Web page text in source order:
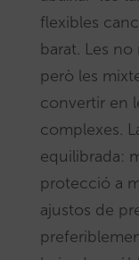
flexibles
barat. Les
però les
convertir en
complexes.
equilibrada:
protecció a
ajustos de